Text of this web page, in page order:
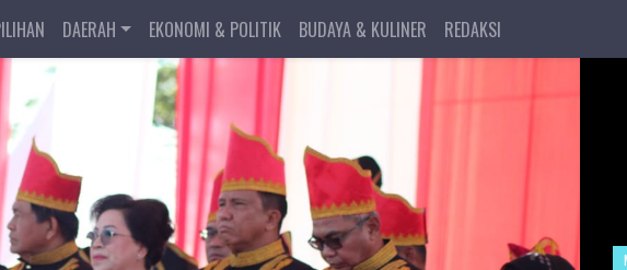
DAERAH EKONOMI & POLITIK BUDAYA & KULINER REDAKSI